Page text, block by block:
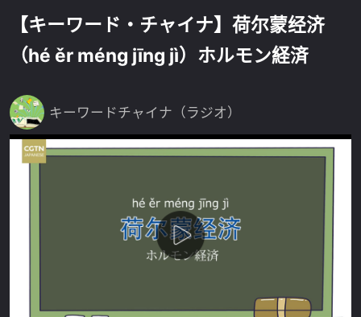
【キーワード・チャイナ】荷尔蒙经济
（hé ěr méng jīng jì）ホルモン経済
キーワードチャイナ（ラジオ）